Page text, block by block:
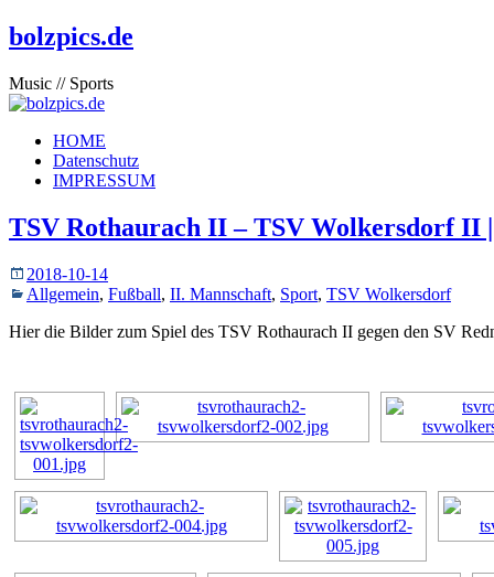
bolzpics.de
Music // Sports
HOME
Datenschutz
IMPRESSUM
TSV Rothaurach II – TSV Wolkersdorf II
2018-10-14
Allgemein, Fußball, II. Mannschaft, Sport, TSV Wolkersdorf
Hier die Bilder zum Spiel des TSV Rothaurach II gegen den SV